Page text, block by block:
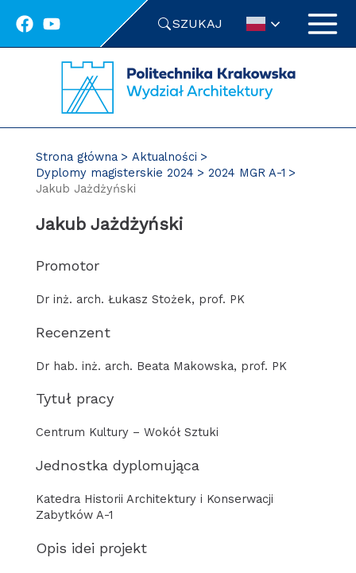
SZUKAJ
Strona główna
Aktualności
Dyplomy magisterskie 2024
2024 MGR A-1
Jakub Jażdżyński
Jakub Jażdżyński
Promotor
Dr inż. arch. Łukasz Stożek, prof. PK
Recenzent
Dr hab. inż. arch. Beata Makowska, prof. PK
Tytuł pracy
Centrum Kultury – Wokół Sztuki
Jednostka dyplomująca
Katedra Historii Architektury i Konserwacji
Zabytków A-1
Opis idei projekt